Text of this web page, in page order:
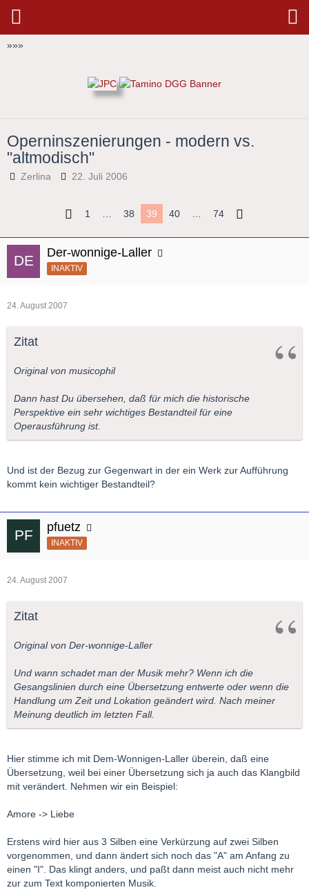
»»»
Operninszenierungen - modern vs.
"altmodisch"
Zerlina 22. Juli 2006
1 … 38 39 40 … 74
Der-wonnige-Laller
INAKTIV
24. August 2007
Zitat
Original von musicophil
Dann hast Du übersehen, daß für mich die historische
Perspektive ein sehr wichtiges Bestandteil für eine
Operausführung ist.
Und ist der Bezug zur Gegenwart in der ein Werk zur Aufführung
kommt kein wichtiger Bestandteil?
pfuetz
INAKTIV
24. August 2007
Zitat
Original von Der-wonnige-Laller
Und wann schadet man der Musik mehr? Wenn ich die
Gesangslinien durch eine Übersetzung entwerte oder wenn die
Handlung um Zeit und Lokation geändert wird. Nach meiner
Meinung deutlich im letzten Fall.
Hier stimme ich mit Dem-Wonnigen-Laller überein, daß eine
Übersetzung, weil bei einer Übersetzung sich ja auch das Klangbild
mit verändert. Nehmen wir ein Beispiel:
Amore -> Liebe
Erstens wird hier aus 3 Silben eine Verkürzung auf zwei Silben
vorgenommen, und dann ändert sich noch das "A" am Anfang zu
einen "I". Das klingt anders, und paßt dann meist auch nicht mehr
zur zum Text komponierten Musik.